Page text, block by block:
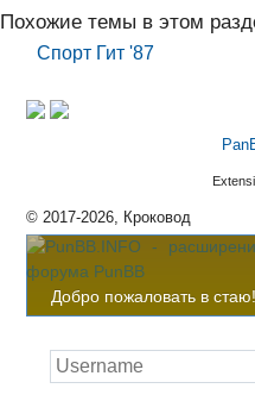
Похожие темы в этом
Спорт Гит '87
© 2017-2026, Кроковод
Добро пожаловать в стаю!